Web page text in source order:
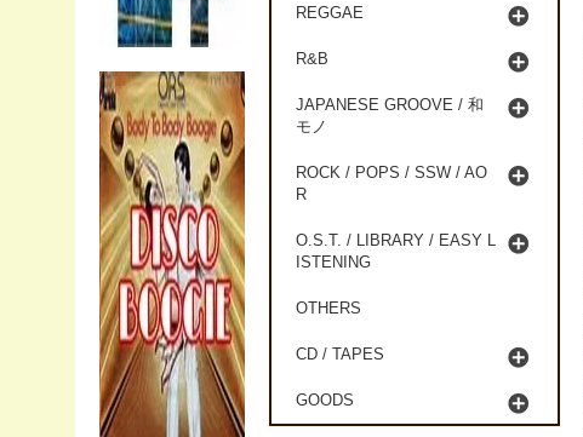
REGGAE
R&B
JAPANESE GROOVE / 和
モノ
ROCK / POPS / SSW / AO
R
O.S.T. / LIBRARY / EASY L
ISTENING
OTHERS
CD / TAPES
GOODS